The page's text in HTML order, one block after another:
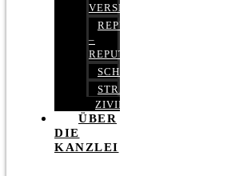
VERSICHERUNGSRECHT
REPUTATIONSRECHT
–
REPUTATIONSMANAGEMENT
SCHUFARECHT
STRAFRECHT
ZIVILRECHT
ÜBER
DIE
KANZLEI